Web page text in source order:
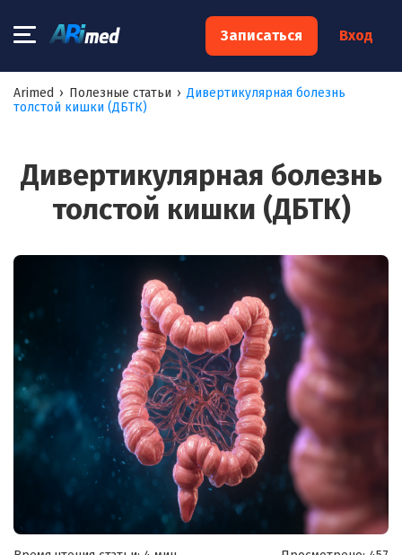
Записаться Вход
Arimed › Полезные статьи › Дивертикулярная болезнь
толстой кишки (ДБТК)
Дивертикулярная болезнь
толстой кишки (ДБТК)
×
Запишитесь на консультацию к
Ваш телефон:*
Я согласен наобработку моих персональных данных